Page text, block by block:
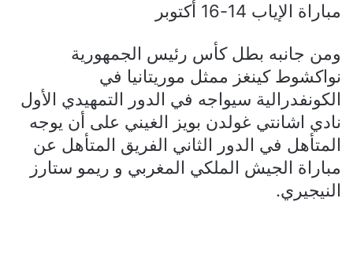
مباراة الإياب 14-16 أكتوبر
ومن جانبه بطل كأس رئيس الجمهورية
نواكشوط كينغز ممثل موريتانيا في
الكونفدرالية سيواجه في الدور التمهيدي الأول
نادي اشانتي غولدن بويز الغيني على أن يوجه
المتأهل في الدور الثاني الفريق المتأهل عن
مباراة الجيش الملكي المغربي و ريمو ستارز
النيجيري.